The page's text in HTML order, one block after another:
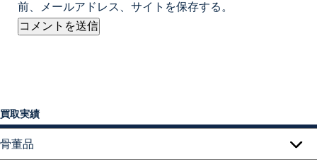
前、メールアドレス、サイトを保存する。
買取実績
骨董品